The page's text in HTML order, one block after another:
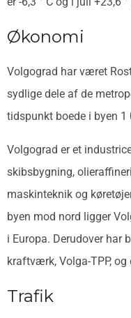
Økonomi
Volgograd har været
sydlige dele af de
tidspunkt boede i byen 1
Volgograd er et
skibsbygning,
maskinteknik og
byen mod nord ligger
i Europa. Derudover har
kraftværk, Volga-TPP,
Trafik